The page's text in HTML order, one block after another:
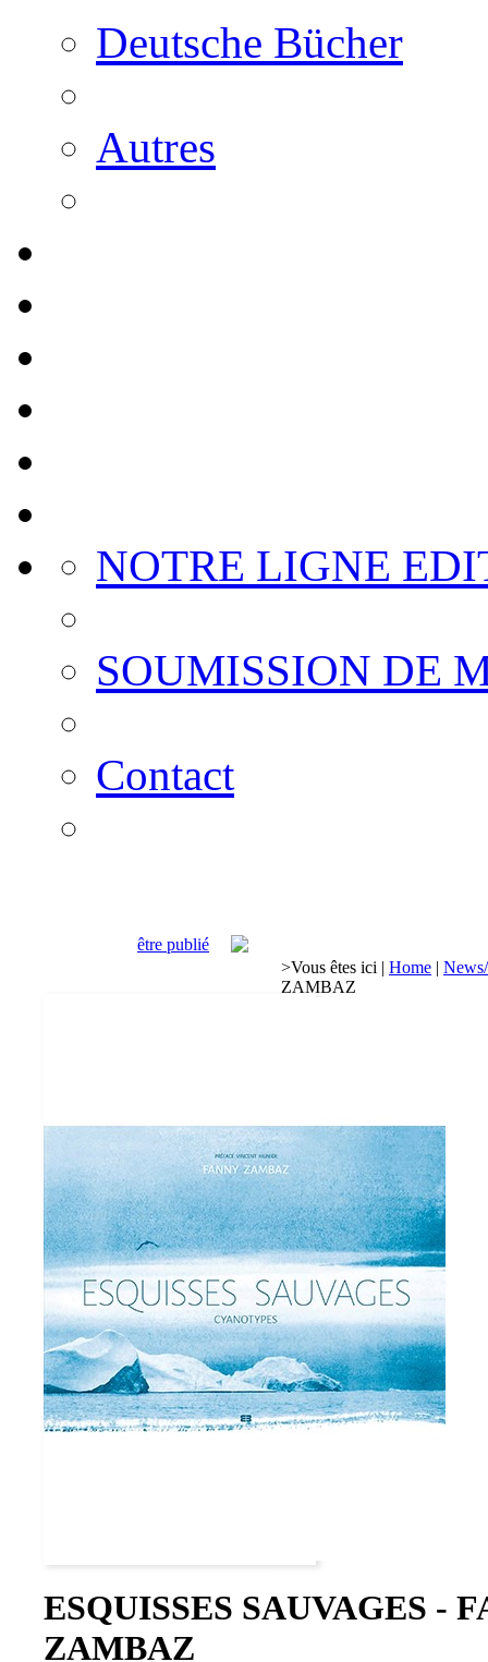
Deutsche Bücher
Autres
NOTRE LIGNE
SOUMISSION DE
Contact
être publié
>Vous êtes ici | Home |
ZAMBAZ
ESQUISSES SAUVAGES -
ZAMBAZ